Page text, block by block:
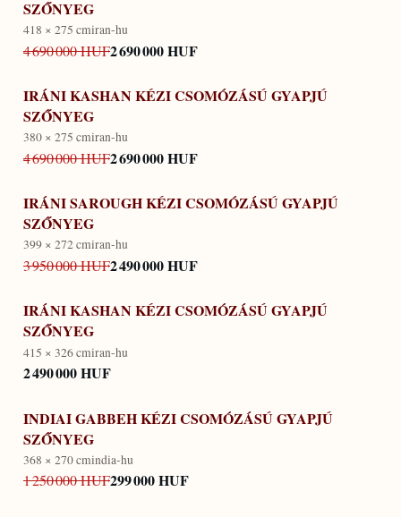
SZŐNYEG
418 × 275 cmiran-hu
4 690 000 HUF2 690 000 HUF
IRÁNI KASHAN KÉZI CSOMÓZÁSÚ GYAPJÚ
SZŐNYEG
380 × 275 cmiran-hu
4 690 000 HUF2 690 000 HUF
IRÁNI SAROUGH KÉZI CSOMÓZÁSÚ GYAPJÚ
SZŐNYEG
399 × 272 cmiran-hu
3 950 000 HUF2 490 000 HUF
IRÁNI KASHAN KÉZI CSOMÓZÁSÚ GYAPJÚ
SZŐNYEG
415 × 326 cmiran-hu
2 490 000 HUF
INDIAI GABBEH KÉZI CSOMÓZÁSÚ GYAPJÚ
SZŐNYEG
368 × 270 cmindia-hu
1 250 000 HUF299 000 HUF